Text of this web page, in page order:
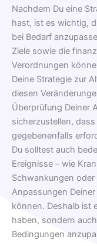
Nachdem Du eine
hast, ist es wichtig,
bei Bedarf
Ziele sowie die
Verordnungen
Deine Strategie zur
diesen
Überprüfung Deiner
sicherzustellen,
gegebenenfalls
Du solltest auch
Ereignisse – wie
Schwankungen oder
Anpassungen
können. Deshalb ist
haben, sondern
Bedingungen